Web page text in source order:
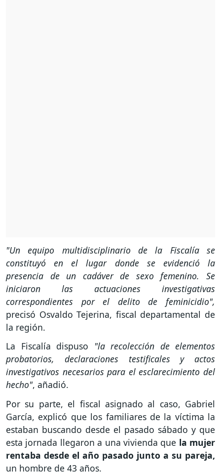
"Un equipo multidisciplinario de la Fiscalía se
constituyó en el lugar donde se evidenció la
presencia de un cadáver de sexo femenino. Se
iniciaron las actuaciones investigativas
correspondientes por el delito de feminicidio",
precisó Osvaldo Tejerina, fiscal departamental de
la región.
La Fiscalía dispuso "la recolección de elementos
probatorios, declaraciones testificales y actos
investigativos necesarios para el esclarecimiento del
hecho", añadió.
Por su parte, el fiscal asignado al caso, Gabriel
García, explicó que los familiares de la víctima la
estaban buscando desde el pasado sábado y que
esta jornada llegaron a una vivienda que la mujer
rentaba desde el año pasado junto a su pareja,
un hombre de 43 años.